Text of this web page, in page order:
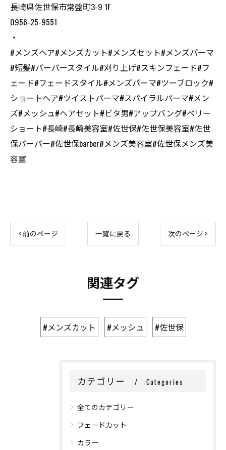
長崎県佐世保市常盤町3-9 1F
0956-25-9551
・
#メンズヘア#メンズカット#メンズセット#メンズパーマ
#短髪#バーバースタイル#刈り上げ#スキンフェード#フ
ェード#フェードスタイル#メンズパーマ#ツーブロック#
ショートヘア#ツイストパーマ#スパイラルパーマ#メン
ズ#メッシュ#ヘアセット#ビタ男#アップバング#ベリー
ショート#長崎#長崎美容室#佐世保#佐世保美容室#佐世
保バーバー#佐世保barber#メンズ美容室#佐世保メンズ美
容室
< 前のページ 一覧に戻る 次のページ >
関連タグ
#メンズカット #メッシュ #佐世保
カテゴリー Categories
全てのカテゴリー
フェードカット
カラー